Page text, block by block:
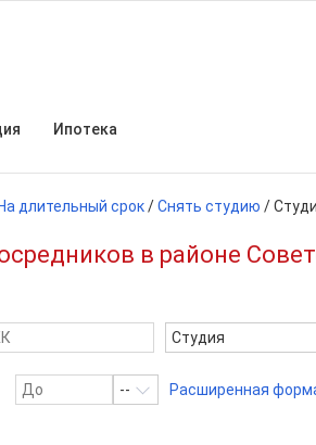
Ипотека
На длительный срок/Снять студию /
в районе
Студия
-- Расширенная